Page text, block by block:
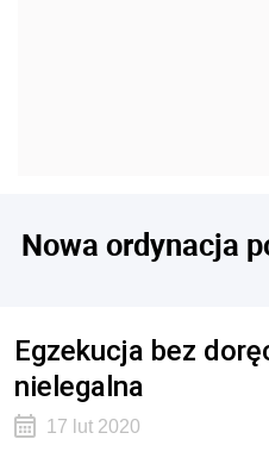
Nowa ordynacja
Egzekucja bez
nielegalna
17 lut 2020